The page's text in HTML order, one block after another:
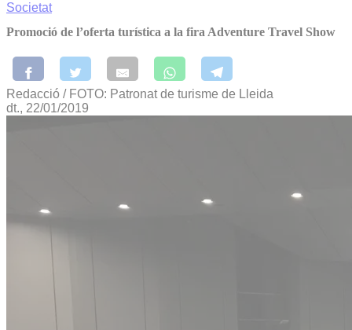
Societat
Promoció de l’oferta turística a la fira Adventure Travel Show
Redacció / FOTO: Patronat de turisme de Lleida
dt., 22/01/2019